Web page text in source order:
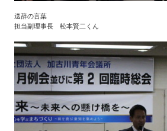
送辞の言葉
担当副理事長 松本賢二くん